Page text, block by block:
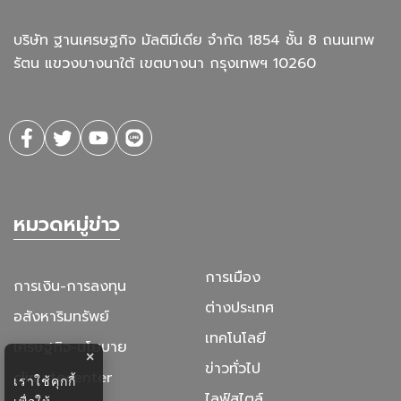
บริษัท ฐานเศรษฐกิจ มัลติมีเดีย จํากัด 1854 ชั้น 8 ถนนเทพ
รัตน แขวงบางนาใต้ เขตบางนา กรุงเทพฯ 10260
หมวดหมู่ข่าว
การเงิน-การลงทุน
อสังหาริมทรัพย์
เศรษฐกิจ-นโยบาย
climatecenter
การเมือง
ต่างประเทศ
เทคโนโลยี
ข่าวทั่วไป
×
เราใช้คุกกี้